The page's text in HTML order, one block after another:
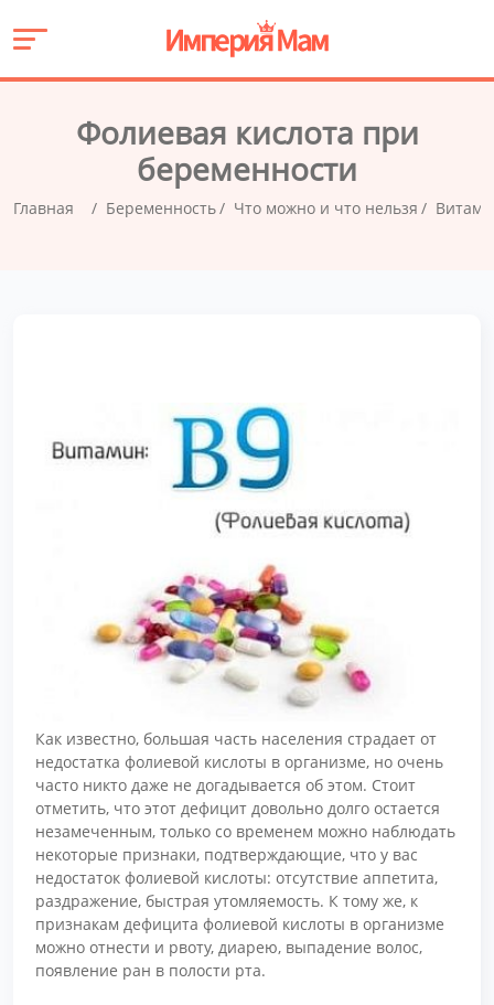
Фолиевая кислота при
беременности
Главная Беременность Что можно и что нельзя
Как известно, большая часть населения страдает от
недостатка фолиевой кислоты в организме, но очень
часто никто даже не догадывается об этом. Стоит
отметить, что этот дефицит довольно долго остается
незамеченным, только со временем можно наблюдать
некоторые признаки, подтверждающие, что у вас
недостаток фолиевой кислоты: отсутствие аппетита,
раздражение, быстрая утомляемость. К тому же, к
признакам дефицита фолиевой кислоты в организме
можно отнести и рвоту, диарею, выпадение волос,
появление ран в полости рта.